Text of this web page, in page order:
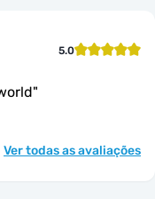
5.0
"
Ver todas as avaliações